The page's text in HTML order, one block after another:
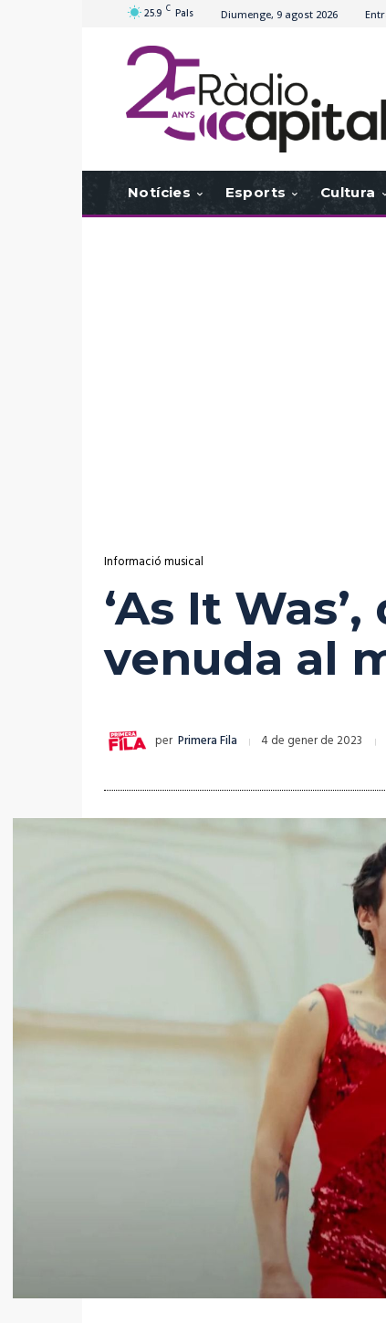
25.9 C Pals Diumenge, 9 agost 2026
Notícies Esports Cultura
Informació musical
‘As It
venuda al
per Primera Fila 4 de gener de 2023